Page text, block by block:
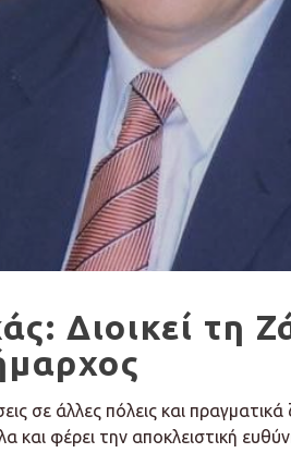
Διοικεί τη
σε άλλες πόλεις και
και φέρει την αποκλειστική